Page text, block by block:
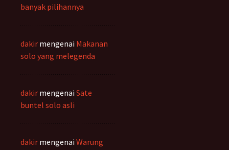
banyak pilihannya
dakir mengenai Makanan
solo yang melegenda
dakir mengenai Sate
buntel solo asli
dakir mengenai Warung